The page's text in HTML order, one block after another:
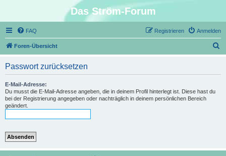
Das Ström-Forum
FAQ Anmelden
Registrieren
Foren-Übersicht
Passwort zurücksetzen
E-Mail-Adresse:
Du musst die E-Mail-Adresse angeben, die in deinem Profil hinterlegt ist. Diese hast du
bei der Registrierung angegeben oder nachträglich in deinem persönlichen Bereich
geändert.